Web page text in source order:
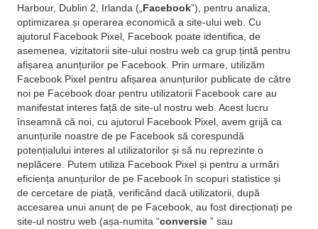
Harbour, Dublin 2, Irlanda („ Facebook”), pentru analiza,
optimizarea și operarea economică a site-ului web. Cu
ajutorul Facebook Pixel, Facebook poate identifica, de
asemenea, vizitatorii site-ului nostru web ca grup țintă pentru
afișarea anunțurilor pe Facebook. Prin urmare, utilizăm
Facebook Pixel pentru afișarea anunțurilor publicate de către
noi pe Facebook doar pentru utilizatorii Facebook care au
manifestat interes față de site-ul nostru web. Acest lucru
înseamnă că noi, cu ajutorul Facebook Pixel, avem grijă ca
anunțurile noastre de pe Facebook să corespundă
potențialului interes al utilizatorilor și să nu reprezinte o
neplăcere. Putem utiliza Facebook Pixel și pentru a urmări
eficiența anunțurilor de pe Facebook în scopuri statistice și
de cercetare de piață, verificând dacă utilizatorii, după
accesarea unui anunț de pe Facebook, au fost direcționați pe
site-ul nostru web (așa-numita “conversie ” sau